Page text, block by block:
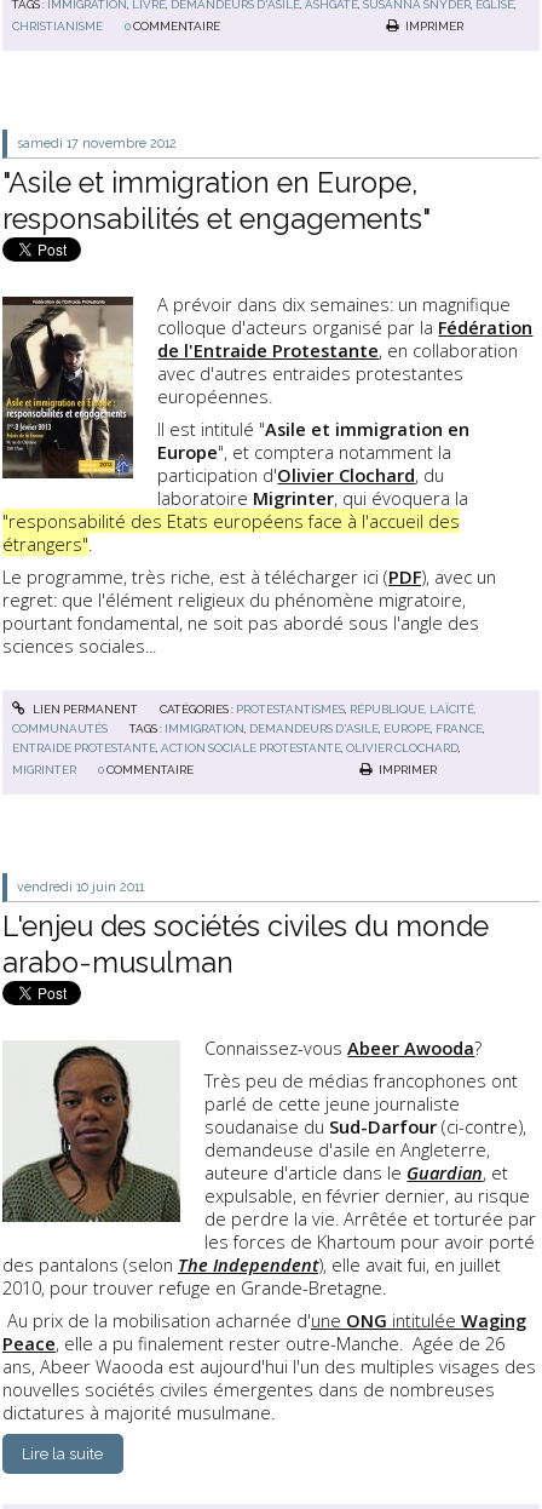
TAGS : IMMIGRATION LIVRE DEMANDEURS D'ASILE ,ASHGATE ,SUSANNA SNYDER ÉGLISE
CHRISTIANISME
0 COMMENTAIRE IMPRIMER
samedi 17 novembre 2012
"Asile et immigration en Europe,
responsabilités et engagements"
A prévoir dans dix semaines: un magnifique
colloque d'acteurs organisé par la Fédération
de l'Entraide Protestante, en collaboration
avec d'autres entraides protestantes
européennes.
Il est intitulé "Asile et immigration en
Europe", et comptera notamment la
participation d'Olivier Clochard, du
laboratoire Migrinter, qui évoquera la
"responsabilité des Etats européens face à l'accueil des
étrangers".
Le programme, très riche, est à télécharger ici (PDF), avec un
regret: que l'élément religieux du phénomène migratoire,
pourtant fondamental, ne soit pas abordé sous l'angle des
sciences sociales...
LIEN PERMANENT CATÉGORIES : PROTESTANTISMES, RÉPUBLIQUE, LAÏCITÉ,
COMMUNAUTÉS
TAGS : IMMIGRATION DEMANDEURS D'ASILE EUROPE FRANCE
ENTRAIDE PROTESTANTE ,ACTION SOCIALE PROTESTANTE ,OLIVIER CLOCHARD
MIGRINTER
0 COMMENTAIRE IMPRIMER
vendredi 10 juin 2011
L'enjeu des sociétés civiles du monde
arabo-musulman
Connaissez-vousAbeer Awooda?
Très peu de médias francophones ont
parlé de cette jeune journaliste
soudanaise du Sud-Darfour (ci-contre),
demandeuse d'asile en Angleterre,
auteure d'article dans le Guardian, et
expulsable, en février dernier, au risque
de perdre la vie. Arrêtée et torturée par
les forces de Khartoum pour avoir porté
des pantalons (selon The Independent), elle avait fui, en juillet
2010, pour trouver refuge en Grande-Bretagne.
Au prix de la mobilisation acharnée d'une ONG intitulée Waging
Peace, elle a pu finalement rester outre-Manche. Agée de 26
ans, Abeer Waooda est aujourd'hui l'un des multiples visages des
nouvelles sociétés civiles émergentes dans de nombreuses
dictatures à majorité musulmane.
Lire la suite